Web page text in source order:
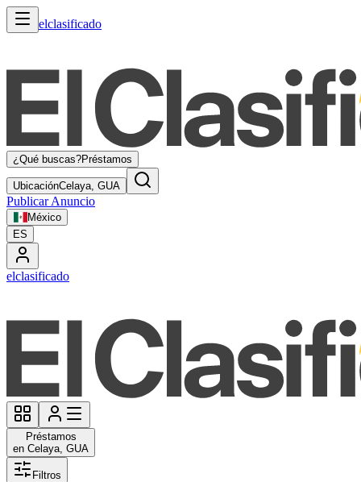
elclasificado
¿Qué buscas?Préstamos
UbicaciónCelaya, GUA
Publicar Anuncio
México
ES
elclasificado
Préstamos
en Celaya, GUA
Filtros